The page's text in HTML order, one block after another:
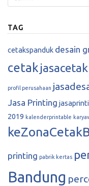
TAG
cetakspanduk desain
cetak jasacetak
profil perusahaan
Jasa Printing
2019 kalenderprintable
printing pabrik kertas
Bandung